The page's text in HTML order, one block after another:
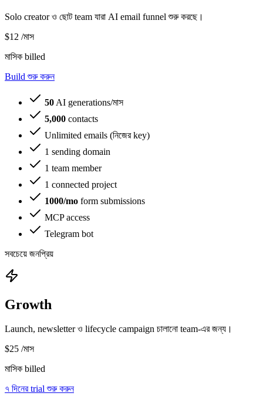
Solo creator ও ছোট team যারা AI email funnel শুরু করছে।
$12 /মাস
মাসিক billed
Build শুরু করুন
50 AI generations/মাস
5,000 contacts
Unlimited emails (নিজের key)
1 sending domain
1 team member
1 connected project
1000/mo form submissions
MCP access
Telegram bot
সবচেয়ে জনপ্রিয়
Growth
Launch, newsletter ও lifecycle campaign চালানো team-এর জন্য।
$25 /মাস
মাসিক billed
৭ দিনের trial শুরু করুন